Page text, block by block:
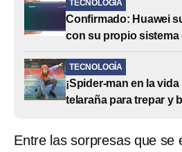
TECNOLOGÍA
Confirmado: Huawei
con su propio sistema
TECNOLOGÍA
¡Spider-man en la
telaraña para trepar y
Entre las sorpresas que se